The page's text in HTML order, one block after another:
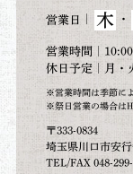
営業日 木 ・
営業時間｜
休日予定｜月・
※営業時間は季節に
※祭日営業の場合は
〒333-0834
埼玉県川口市安
TEL/FAX 048-